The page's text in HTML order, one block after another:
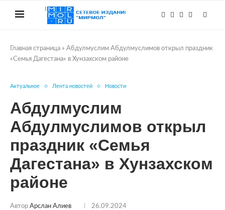
Главная страница » Абдулмуслим Абдулмуслимов открыл праздник
«Семья Дагестана» в Хунзахском районе
Актуальное Лента новостей Новости
Абдулмуслим
Абдулмуслимов открыл
праздник «Семья
Дагестана» в Хунзахском
районе
Автор Арслан Алиев 26.09.2024